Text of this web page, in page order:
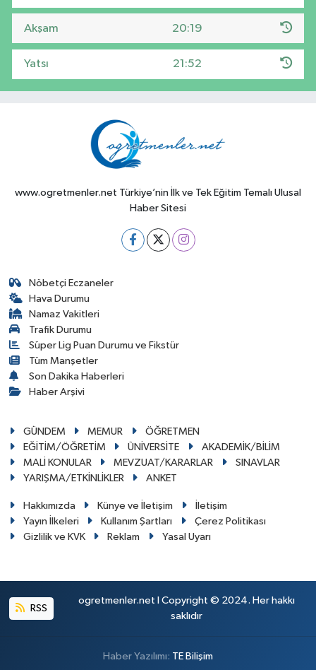
Akşam 20:19
Yatsı 21:52
www.ogretmenler.net Türkiye’nin İlk ve Tek Eğitim Temalı Ulusal
Haber Sitesi
Nöbetçi Eczaneler
Hava Durumu
Namaz Vakitleri
Trafik Durumu
Süper Lig Puan Durumu ve Fikstür
Tüm Manşetler
Son Dakika Haberleri
Haber Arşivi
GÜNDEM MEMUR
ÖĞRETMEN
EĞİTİM/ÖĞRETİM
ÜNİVERSİTE
AKADEMİK/BİLİM
MALİ KONULAR
MEVZUAT/KARARLAR
SINAVLAR
YARIŞMA/ETKİNLİKLER
ANKET
Hakkımızda Künye ve İletişim
İletişim
Yayın İlkeleri
Kullanım Şartları
Çerez Politikası
Gizlilik ve KVK
Reklam Yasal Uyarı
RSS
ogretmenler.net I Copyright © 2024. Her hakkı
saklıdır
Haber Yazılımı: TE Bilişim